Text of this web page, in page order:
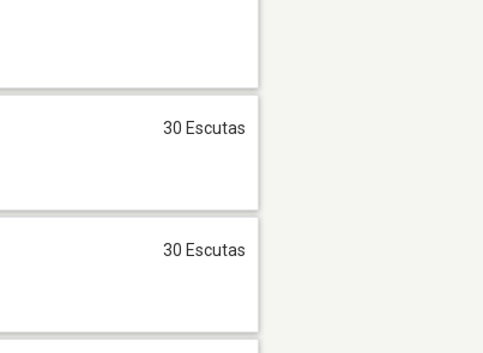
30 Escutas
30 Escutas